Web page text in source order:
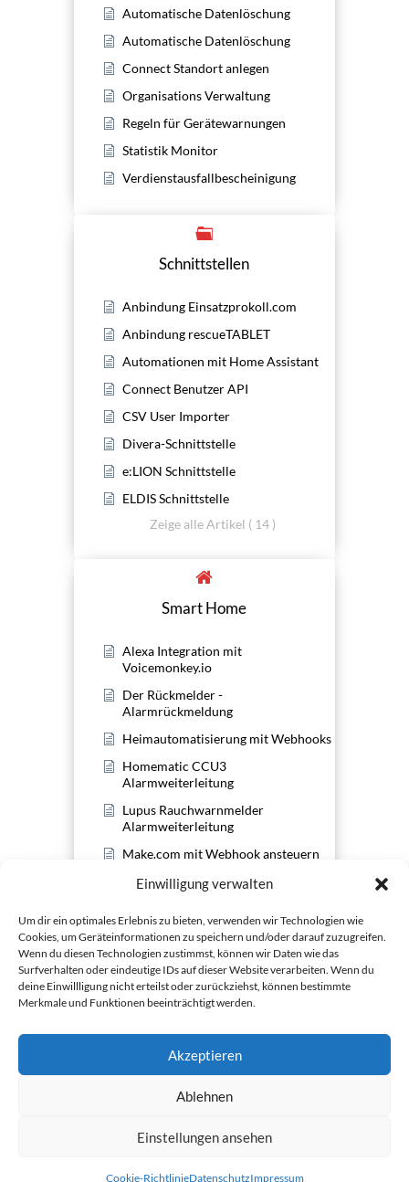
Einwilligung verwalten
Um dir ein optimales Erlebnis zu bieten, verwenden wir Technologien wie
Cookies, um Geräteinformationen zu speichern und/oder darauf zuzugreifen.
Wenn du diesen Technologien zustimmst, können wir Daten wie das
Surfverhalten oder eindeutige IDs auf dieser Website verarbeiten. Wenn du
deine Einwillligung nicht erteilst oder zurückziehst, können bestimmte
Merkmale und Funktionen beeinträchtigt werden.
Akzeptieren
Ablehnen
Einstellungen ansehen
Cookie-RichtlinieDatenschutzImpressum
Automatische Datenlöschung
Automatische Datenlöschung
Connect Standort anlegen
Organisations Verwaltung
Regeln für Gerätewarnungen
Statistik Monitor
Verdienstausfallbescheinigung
Schnittstellen
Anbindung Einsatzprokoll.com
Anbindung rescueTABLET
Automationen mit Home Assistant
Connect Benutzer API
CSV User Importer
Divera-Schnittstelle
e:LION Schnittstelle
ELDIS Schnittstelle
Zeige alle Artikel ( 14 )
Smart Home
Alexa Integration mit
Voicemonkey.io
Der Rückmelder -
Alarmrückmeldung
Heimautomatisierung mit Webhooks
Homematic CCU3
Alarmweiterleitung
Lupus Rauchwarnmelder
Alarmweiterleitung
Make.com mit Webhook ansteuern
Philips Hue Integration mit
X-Sense Alarmweiterleitung